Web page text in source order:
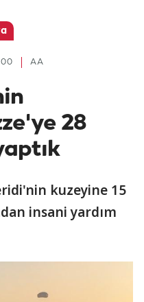
AA
28
kuzeyine 15
insani yardım